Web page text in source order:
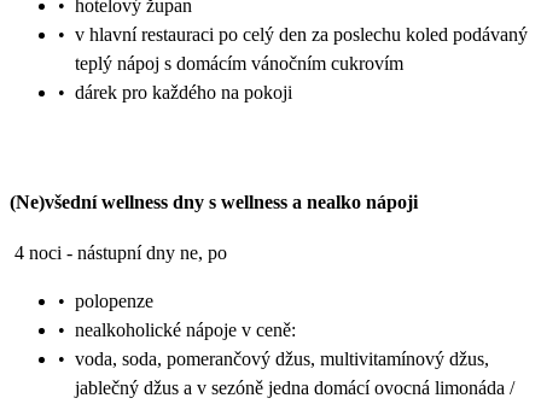
• hotelový župan
• v hlavní restauraci po celý den za poslechu koled podávaný
teplý nápoj s domácím vánočním cukrovím
• dárek pro každého na pokoji
(Ne)všední wellness dny s wellness a nealko nápoji
4 noci - nástupní dny ne, po
• polopenze
• nealkoholické nápoje v ceně:
• voda, soda, pomerančový džus, multivitamínový džus,
jablečný džus a v sezóně jedna domácí ovocná limonáda /